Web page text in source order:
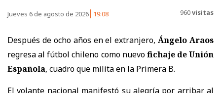
Jueves 6 de agosto de 2026 19:08 960visitas
Después de ocho años en el extranjero,Ángelo Araos
regresa al fútbol chileno como nuevofichaje de Unión
Española, cuadro que milita en la Primera B.
El volante nacional manifestó su alegría por arribar al